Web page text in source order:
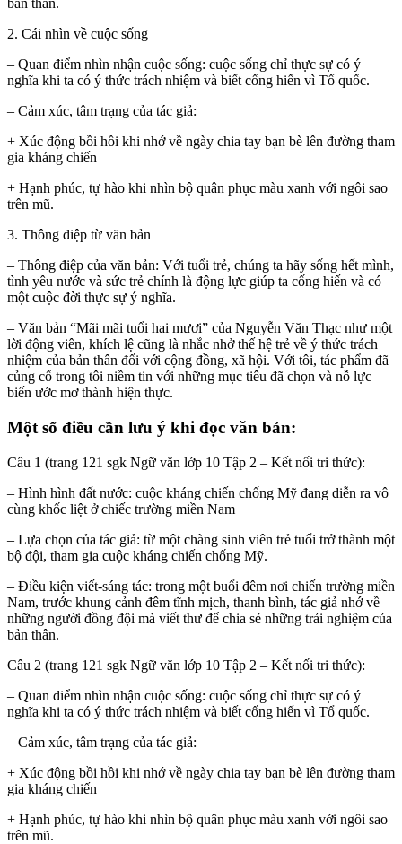
bản thân.
2. Cái nhìn về cuộc sống
– Quan điểm nhìn nhận cuộc sống: cuộc sống chỉ thực sự có ý
nghĩa khi ta có ý thức trách nhiệm và biết cống hiến vì Tổ quốc.
– Cảm xúc, tâm trạng của tác giả:
+ Xúc động bồi hồi khi nhớ về ngày chia tay bạn bè lên đường tham
gia kháng chiến
+ Hạnh phúc, tự hào khi nhìn bộ quân phục màu xanh với ngôi sao
trên mũ.
3. Thông điệp từ văn bản
– Thông điệp của văn bản: Với tuổi trẻ, chúng ta hãy sống hết mình,
tình yêu nước và sức trẻ chính là động lực giúp ta cống hiến và có
một cuộc đời thực sự ý nghĩa.
– Văn bản “Mãi mãi tuổi hai mươi” của Nguyễn Văn Thạc như một
lời động viên, khích lệ cũng là nhắc nhở thế hệ trẻ về ý thức trách
nhiệm của bản thân đối với cộng đồng, xã hội. Với tôi, tác phẩm đã
củng cố trong tôi niềm tin với những mục tiêu đã chọn và nỗ lực
biến ước mơ thành hiện thực.
Một số điều cần lưu ý khi đọc văn bản:
Câu 1 (trang 121 sgk Ngữ văn lớp 10 Tập 2 – Kết nối tri thức):
– Hình hình đất nước: cuộc kháng chiến chống Mỹ đang diễn ra vô
cùng khốc liệt ở chiếc trường miền Nam
– Lựa chọn của tác giả: từ một chàng sinh viên trẻ tuổi trở thành một
bộ đội, tham gia cuộc kháng chiến chống Mỹ.
– Điều kiện viết-sáng tác: trong một buổi đêm nơi chiến trường miền
Nam, trước khung cảnh đêm tĩnh mịch, thanh bình, tác giả nhớ về
những người đồng đội mà viết thư để chia sẻ những trải nghiệm của
bản thân.
Câu 2 (trang 121 sgk Ngữ văn lớp 10 Tập 2 – Kết nối tri thức):
– Quan điểm nhìn nhận cuộc sống: cuộc sống chỉ thực sự có ý
nghĩa khi ta có ý thức trách nhiệm và biết cống hiến vì Tổ quốc.
– Cảm xúc, tâm trạng của tác giả:
+ Xúc động bồi hồi khi nhớ về ngày chia tay bạn bè lên đường tham
gia kháng chiến
+ Hạnh phúc, tự hào khi nhìn bộ quân phục màu xanh với ngôi sao
trên mũ.